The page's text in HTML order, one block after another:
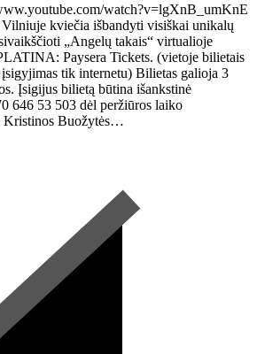
watch?v=lgXnB_umKnE
kviečia išbandyti visiškai unikalų
„Angelų takais“ virtualioje
Paysera Tickets. (vietoje bilietais
tik internetu) Bilietas galioja 3
Įsigijus bilietą būtina išankstinė
646 53 503 dėl peržiūros laiko
Kristinos Buožytės…